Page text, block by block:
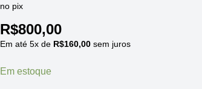
no pix
R$800,00
Em até 5x de R$160,00sem juros
Em estoque